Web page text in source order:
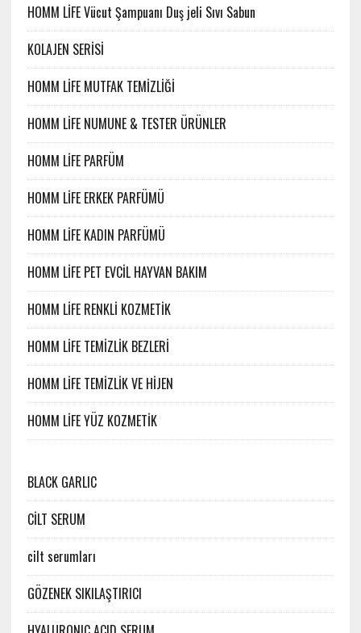
HOMM LİFE Vücut Şampuanı Duş jeli Sıvı Sabun
KOLAJEN SERİSİ
HOMM LİFE MUTFAK TEMİZLİĞİ
HOMM LİFE NUMUNE & TESTER ÜRÜNLER
HOMM LİFE PARFÜM
HOMM LİFE ERKEK PARFÜMÜ
HOMM LİFE KADIN PARFÜMÜ
HOMM LİFE PET EVCİL HAYVAN BAKIM
HOMM LİFE RENKLİ KOZMETİK
HOMM LİFE TEMİZLİK BEZLERİ
HOMM LİFE TEMİZLİK VE HİJEN
HOMM LİFE YÜZ KOZMETİK
BLACK GARLIC
CİLT SERUM
cilt serumları
GÖZENEK SIKILAŞTIRICI